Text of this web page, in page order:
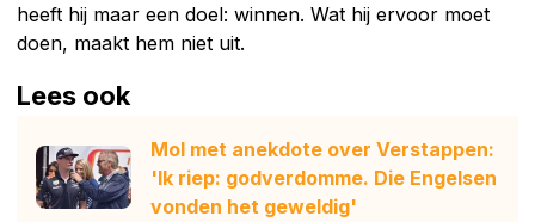
heeft hij maar een doel: winnen. Wat hij ervoor moet
doen, maakt hem niet uit.
Lees ook
Mol met anekdote over Verstappen:
'Ik riep: godverdomme. Die Engelsen
vonden het geweldig'